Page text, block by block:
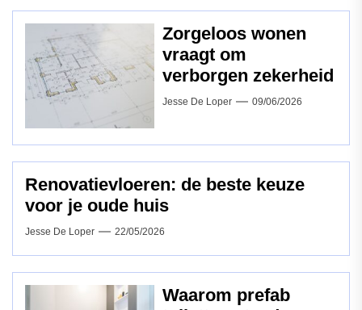
Zorgeloos wonen
vraagt om
verborgen zekerheid
Jesse De Loper 09/06/2026
Renovatievloeren: de beste keuze
voor je oude huis
Jesse De Loper 22/05/2026
Waarom prefab